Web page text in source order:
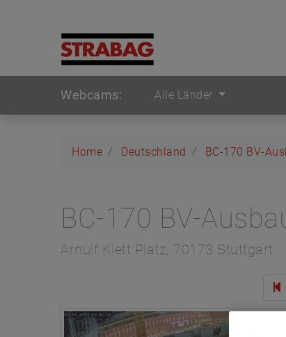
Webcams: Alle Länder
Home Deutschland BC-170 BV-
BC-170 BV-
Arnulf Klett Platz, 70173 Stuttgart